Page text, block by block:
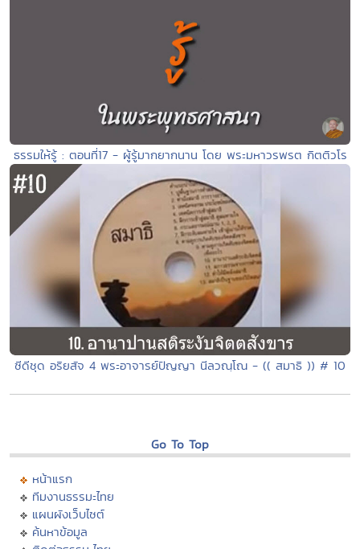
ธรรมให้รู้ : ตอนที่17 - ผู้รู้มากยากนาน โดย พระมหาวรพรต กิตติวโร
ซีดีชุด อริยสัจ 4 พระอาจารย์ปัญญา นีลวณฺโณ - (( สมาธิ )) # 10
Go To Top
หน้าแรก
ทีมงานธรรมะไทย
แผนผังเว็บไซต์
ค้นหาข้อมูล